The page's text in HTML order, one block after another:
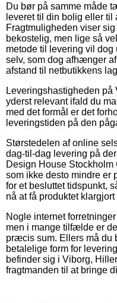
Du bør på samme måde
leveret til din bolig eller
Fragtmuligheden viser
bekostelig, men lige så
metode til levering vil
selv, som dog afhænger
afstand til netbutikkens
Leveringshastigheden
yderst relevant ifald du
med det formål er det
leveringstiden på den
Størstedelen af online
dag-til-dag levering på
Design House
som ikke desto mindre er
for et besluttet tidspunkt,
nå at få produktet
Nogle internet
men i mange tilfælde er
præcis sum. Ellers må du
betalelige form for
befinder sig i Viborg,
fragtmanden til at bringe